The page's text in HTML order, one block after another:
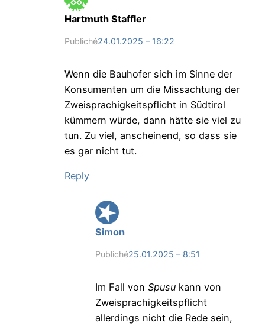
Hartmuth Staffler
Publiché24.01.2025 – 16:22
Wenn die Bauhofer sich im Sinne der
Konsumenten um die Missachtung der
Zweisprachigkeitspflicht in Südtirol
kümmern würde, dann hätte sie viel zu
tun. Zu viel, anscheinend, so dass sie
es gar nicht tut.
Reply
Simon
Publiché25.01.2025 – 8:51
Im Fall von Spusukann von
Zweisprachigkeitspflicht
allerdings nicht die Rede sein,